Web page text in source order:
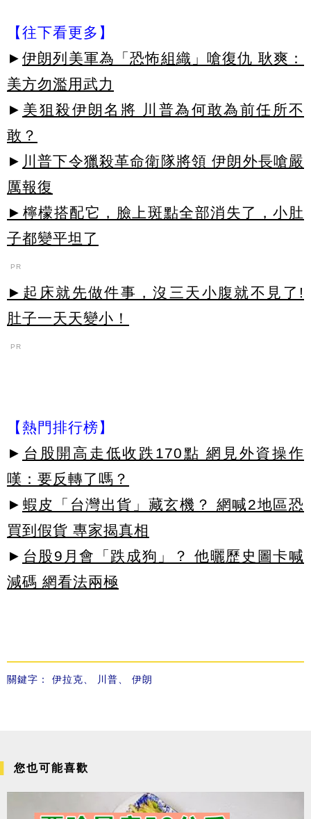
【往下看更多】
► 伊朗列美軍為「恐怖組織」嗆復仇 耿爽：
美方勿濫用武力
► 美狙殺伊朗名將 川普為何敢為前任所不
敢？
► 川普下令獵殺革命衛隊將領 伊朗外長嗆嚴
厲報復
►檸檬搭配它，臉上斑點全部消失了，小肚
子都變平坦了
PR
►起床就先做件事，沒三天小腹就不見了!
肚子一天天變小！
PR
【熱門排行榜】
► 台股開高走低收跌170點 網見外資操作
嘆：要反轉了嗎？
► 蝦皮「台灣出貨」藏玄機？ 網喊2地區恐
買到假貨 專家揭真相
► 台股9月會「跌成狗」？ 他曬歷史圖卡喊
減碼 網看法兩極
關鍵字： 伊拉克 川普 伊朗
您也可能喜歡